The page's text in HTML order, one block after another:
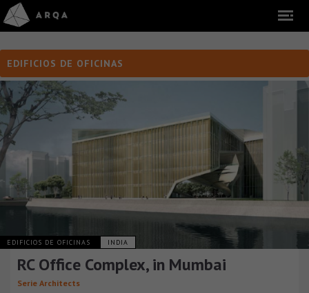
EDIFICIOS DE OFICINAS
EDIFICIOS DE OFICINAS INDIA
RC Office Complex, in Mumbai
Serie Architects